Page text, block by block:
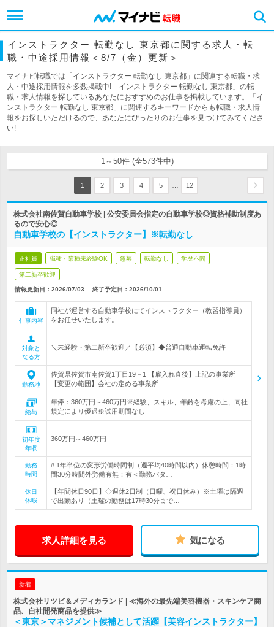
インストラクター 転勤なし 東京都に関する求人・転
職・中途採用情報＜8/7（金）更新＞
マイナビ転職では「インストラクター 転勤なし 東京都」に関連する転職・求
人・中途採用情報を多数掲載中!「インストラクター 転勤なし 東京都」の転
職・求人情報を探しているあなたにおすすめのお仕事を掲載しています。「イ
ンストラクター 転勤なし 東京都」に関連するキーワードからも転職・求人情
報をお探しいただけるので、あなたにぴったりのお仕事を見つけてみてくださ
い!
1～50件 (全573件中)
1 2 3 4 5 12
株式会社南佐賀自動車学校 | 公安委員会指定の自動車学校◎資格補助制度あ
るので安心◎
自動車学校の【インストラクター】※転勤なし
正社員 職種・業種未経験OK 急募 転勤なし 学歴不問
第二新卒歓迎
情報更新日：2026/07/03 終了予定日： 2026/10/01
仕事内容
同社が運営する自動車学校にてインストラクター（教習指導員）
をお任せいたします。
対象と
なる方
＼未経験・第二新卒歓迎／【必須】◆普通自動車運転免許
勤務地
佐賀県佐賀市南佐賀1丁目19－1 【雇入れ直後】上記の事業所
【変更の範囲】会社の定める事業所
給与
年俸：360万円～460万円※経験、スキル、年齢を考慮の上、同社
規定により優遇※試用期間なし
初年度
年収
360万円～460万円
勤務
時間
# 1年単位の変形労働時間制（週平均40時間以内）休憩時間：1時
間30分時間外労働有無：有＜勤務パタ…
休日
休暇
【年間休日90日】◇週休2日制（日曜、祝日休み）※土曜は隔週
で出勤あり（土曜の勤務は17時30分まで…
求人詳細を見る 気になる
新着
株式会社リツビ＆メディカランド | ≪海外の最先端美容機器・スキンケア商
品、自社開発商品を提供≫
＜東京＞マネジメント候補として活躍【美容インストラクター】